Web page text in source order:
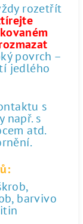
rozetřít
povrch –
jedlého
s
např. s
atd.
barvivo